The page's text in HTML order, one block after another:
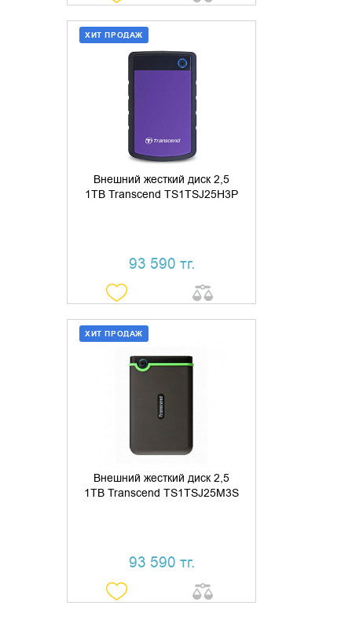
Внешний жесткий диск 2,5
1TB Transcend TS1TSJ25H3P
93 590 тг.
ХИТ ПРОДАЖ
ДОБАВИТЬ В КОРЗИНУ
Внешний жесткий диск 2,5
1TB Transcend TS1TSJ25M3S
93 590 тг.
ХИТ ПРОДАЖ
ДОБАВИТЬ В КОРЗИНУ
КУПИТЬ В 1 КЛИК